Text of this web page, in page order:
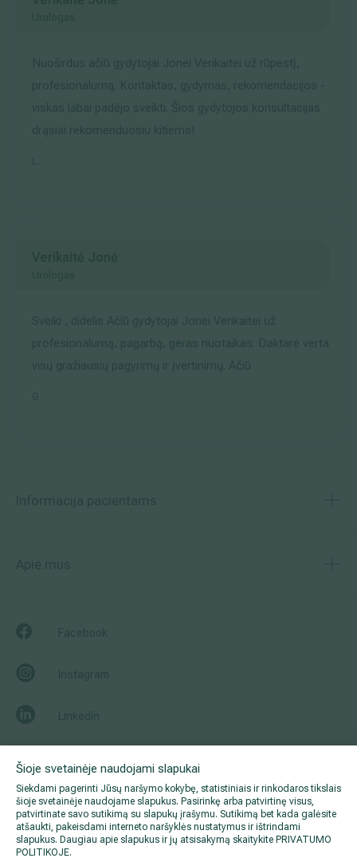
Šioje svetainėje naudojami slapukai
Siekdami pagerinti Jūsų naršymo kokybę, statistiniais ir rinkodaros tikslais
šioje svetainėje naudojame slapukus. Pasirinkę arba patvirtinę visus,
patvirtinate savo sutikimą su slapukų įrašymu. Sutikimą bet kada galėsite
atšaukti, pakeisdami interneto naršyklės nustatymus ir ištrindami
slapukus. Daugiau apie slapukus ir jų atsisakymą skaitykite PRIVATUMO
POLITIKOJE.
Nuoširdus ačiū gydytojai Jonei Verikaitei už rūpestį,
profesionalumą. Kontaktas, gydymas, rekomendacijos -
viskas labai padėjo sveikti. Šios gydytojos konsultacijas
drąsiai rekomenduosiu kitiems!
L.
Sveiki , didelis Ačiū gydytojai Jonei Verikaitei už
profesionalumą, pagarbą, geras nuotaikas. Daktarė verta
visų gražiausių pagyrimų ir įvertinimų. Ačiū
G.
Informacija pacientams
Apie mus
Facebook
Instagram
LinkedIn